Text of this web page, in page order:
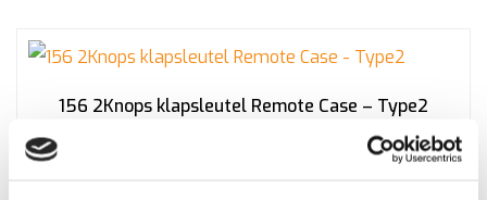
156 2Knops klapsleutel Remote Case – Type2